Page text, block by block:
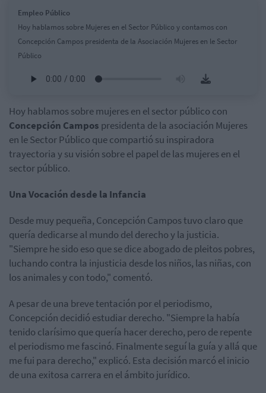
Empleo Público
Hoy hablamos sobre Mujeres en el Sector Público y contamos con
Concepción Campos presidenta de la Asociación Mujeres en le Sector
Público
Hoy hablamos sobre mujeres en el sector público con
Concepción Campos presidenta de la asociación Mujeres
en le Sector Público que compartió su inspiradora
trayectoria y su visión sobre el papel de las mujeres en el
sector público.
Una Vocación desde la Infancia
Desde muy pequeña, Concepción Campos tuvo claro que
quería dedicarse al mundo del derecho y la justicia.
"Siempre he sido eso que se dice abogado de pleitos pobres,
luchando contra la injusticia desde los niños, las niñas, con
los animales y con todo," comentó.
A pesar de una breve tentación por el periodismo,
Concepción decidió estudiar derecho. "Siempre la había
tenido clarísimo que quería hacer derecho, pero de repente
el periodismo me fascinó. Finalmente seguí la guía y allá que
me fui para derecho," explicó. Esta decisión marcó el inicio
de una exitosa carrera en el ámbito jurídico.